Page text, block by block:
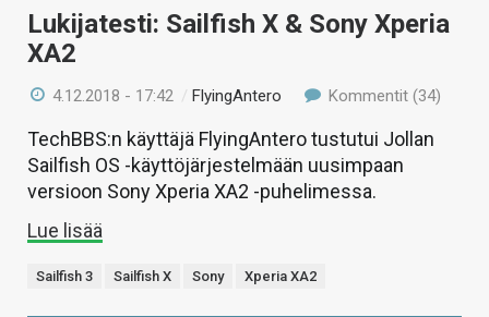
HAKU
Lukijatesti: Sailfish X & Sony Xperia
XA2
4.12.2018 - 17:42 / FlyingAntero Kommentit (34)
TechBBS:n käyttäjä FlyingAntero tustutui Jollan
Sailfish OS -käyttöjärjestelmään uusimpaan
versioon Sony Xperia XA2 -puhelimessa.
Lue lisää
Sailfish 3 Sailfish X Sony Xperia XA2